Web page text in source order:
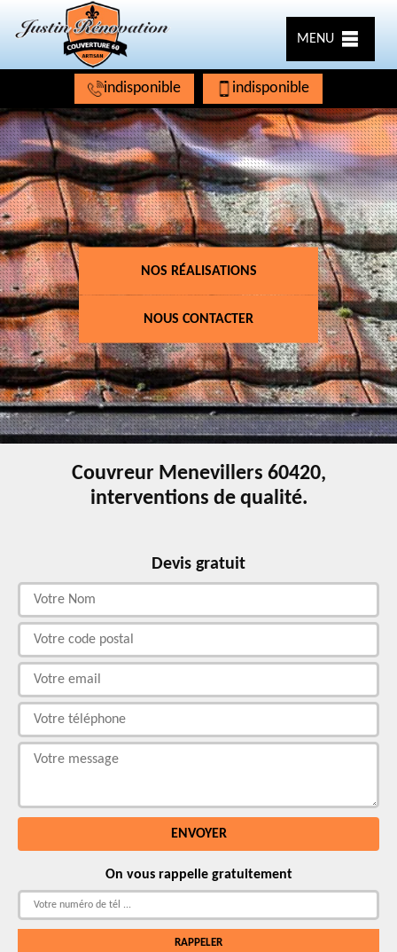
MENU
indisponible indisponible
NOS RÉALISATIONS
NOUS CONTACTER
Couvreur Menevillers 60420,
interventions de qualité.
Devis gratuit
On vous rappelle gratuitement